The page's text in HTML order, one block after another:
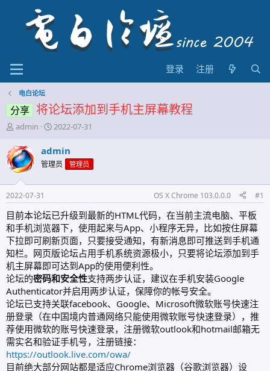
登录 注册
电白论坛
分享 将论坛添加到手机主屏幕教程
主
题
发
起
人
admin
开
始
时
间
2022-07-31
admin
管理员 管理员
2022-07-31 OS X Chrome 103.0.0.0 #1
目前本论坛已升级到最新的HTML代码，在当前主流电脑、平板
和手机浏览器下，使用起来与App、小程序无异，比如按住屏幕
下拉即可刷新页面，只要接受通知，有新消息即可推送到手机通
知栏。网页版论坛占用手机系统资源极小，只要将论坛添加到手
机主屏幕即可达到App的使用便利性。
论坛的密码和安全性支持两步认证，建议在手机安装Google
Authenticator并启用两步认证，保障你的帐号安全。
论坛已支持关联facebook、Google、Microsoft微软账号快速注
册登录（在中国境内普通网络只能使用微软账号快速登录），推
荐使用微软的账号快速登录，注册微软outlook和hotmail邮箱无
需实名和验证手机号，注册链接：
https://outlook.live.com/owa/
目前绝大部分网站都是适应Chrome浏览器（谷歌浏览器）设